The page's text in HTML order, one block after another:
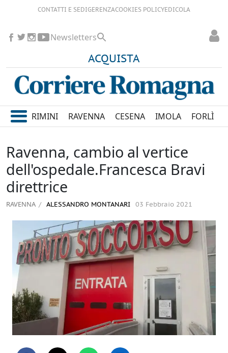
CONTATTI E SEDIGERENZACOOKIES POLICYEDICOLA
ACQUISTA
Newsletters
RIMINI RAVENNA CESENA IMOLA FORLÌ
Ravenna, cambio al vertice
dell'ospedale.Francesca Bravi
direttrice
RAVENNA ALESSANDRO MONTANARI 03 Febbraio 2021